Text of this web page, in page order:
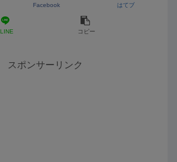
Facebook はてブ
LINE コピー
スポンサーリンク